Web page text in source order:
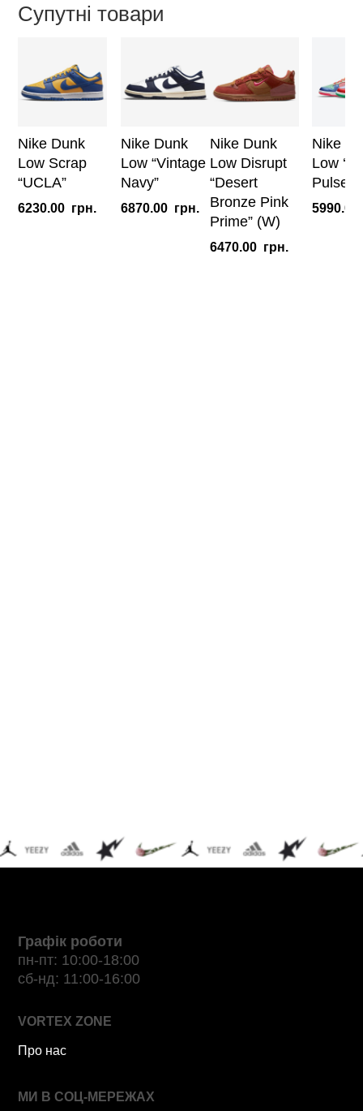
Blue
Супутні товари
Nike Dunk
Low Scrap
“UCLA”
6230.00 грн.
Nike Dunk
Low “Vintage
Navy”
6870.00 грн.
Nike Dunk
Low Disrupt
“Desert
Bronze Pink
Prime” (W)
6470.00 грн.
Nike
Low
Pulse’
5990.00
Графік роботи
пн-пт: 10:00-18:00
сб-нд: 11:00-16:00
VORTEX ZONE
Про нас
МИ В СОЦ-МЕРЕЖАХ